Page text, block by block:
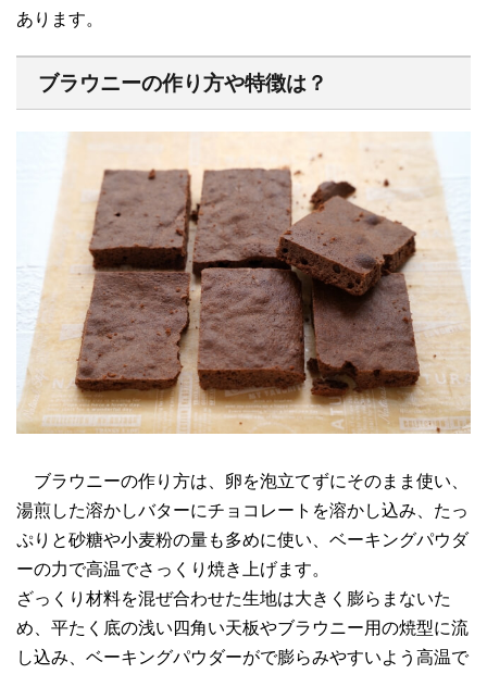
あります。
ブラウニーの作り方や特徴は？
ブラウニーの作り方は、卵を泡立てずにそのまま使い、
湯煎した溶かしバターにチョコレートを溶かし込み、たっ
ぷりと砂糖や小麦粉の量も多めに使い、ベーキングパウダ
ーの力で高温でさっくり焼き上げます。
ざっくり材料を混ぜ合わせた生地は大きく膨らまないた
め、平たく底の浅い四角い天板やブラウニー用の焼型に流
し込み、ベーキングパウダーがで膨らみやすいよう高温で